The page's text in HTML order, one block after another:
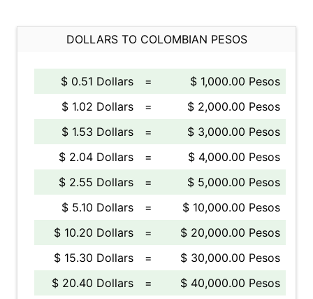
DOLLARS TO COLOMBIAN PESOS
$ 0.51 Dollars =
$ 1,000.00 Pesos
$ 1.02 Dollars
=
$ 2,000.00 Pesos
$ 1.53 Dollars
=
$ 3,000.00 Pesos
$ 2.04 Dollars
=
$ 4,000.00 Pesos
$ 2.55 Dollars
=
$ 5,000.00 Pesos
$ 5.10 Dollars
=
$ 10,000.00 Pesos
$ 10.20 Dollars
=
$ 20,000.00 Pesos
$ 15.30 Dollars
=
$ 30,000.00 Pesos
$ 20.40 Dollars
= $ 40,000.00 Pesos